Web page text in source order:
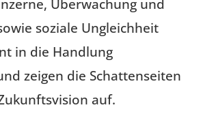
Überwachung und
soziale Ungleichheit
in die Handlung
zeigen die Schattenseiten
auf.